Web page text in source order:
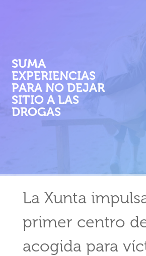
M
P
SUMA
EXPERIENCIAS
PARA NO DEJAR
SITIO A LAS
DROGAS
La Xunta
primer centro
acogida para